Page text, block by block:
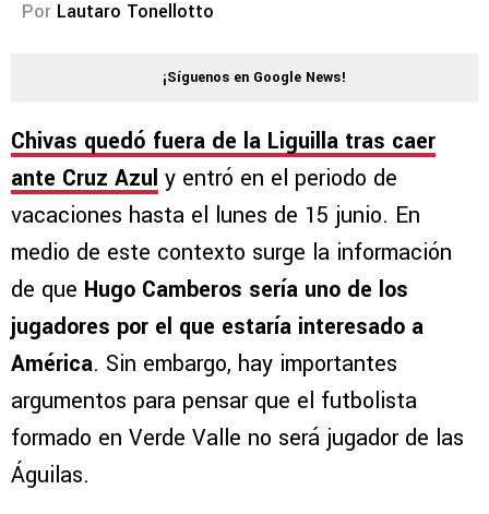
Por Lautaro Tonellotto
¡Síguenos en Google News!
Chivas quedó fuera de la Liguilla tras caer
ante Cruz Azul y entró en el periodo de
vacaciones hasta el lunes de 15 junio. En
medio de este contexto surge la información
de que Hugo Camberos sería uno de los
jugadores por el que estaría interesado a
América. Sin embargo, hay importantes
argumentos para pensar que el futbolista
formado en Verde Valle no será jugador de las
Águilas.